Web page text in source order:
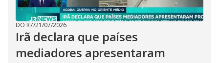
DO R7/21/07/2026
Irã declara que países
mediadores apresentaram